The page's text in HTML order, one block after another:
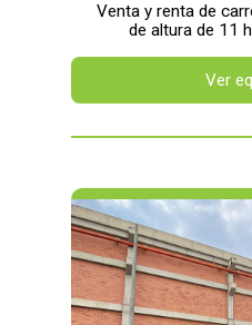
Venta y renta de
de altura de 11
Ver